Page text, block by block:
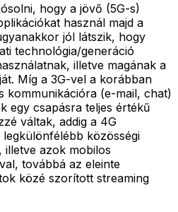
hogy a jövő (5G-s)
használ majd a
jól látszik, hogy
technológia/generáció
illetve magának a
Míg a 3G-vel a korábban
kommunikációra (e-mail, chat)
egy csapásra teljes értékű
váltak, addig a 4G
legkülönfélébb közösségi
illetve azok mobilos
továbbá az eleinte
közé szorított streaming